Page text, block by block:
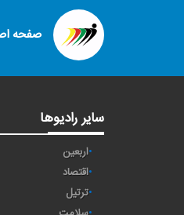
صفحه
سایر رادیوها
اربعین
اقتصاد
ترتیل